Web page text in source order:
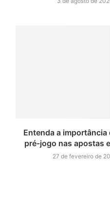
Entenda a importância
pré-jogo nas apostas
27 de fevereiro de